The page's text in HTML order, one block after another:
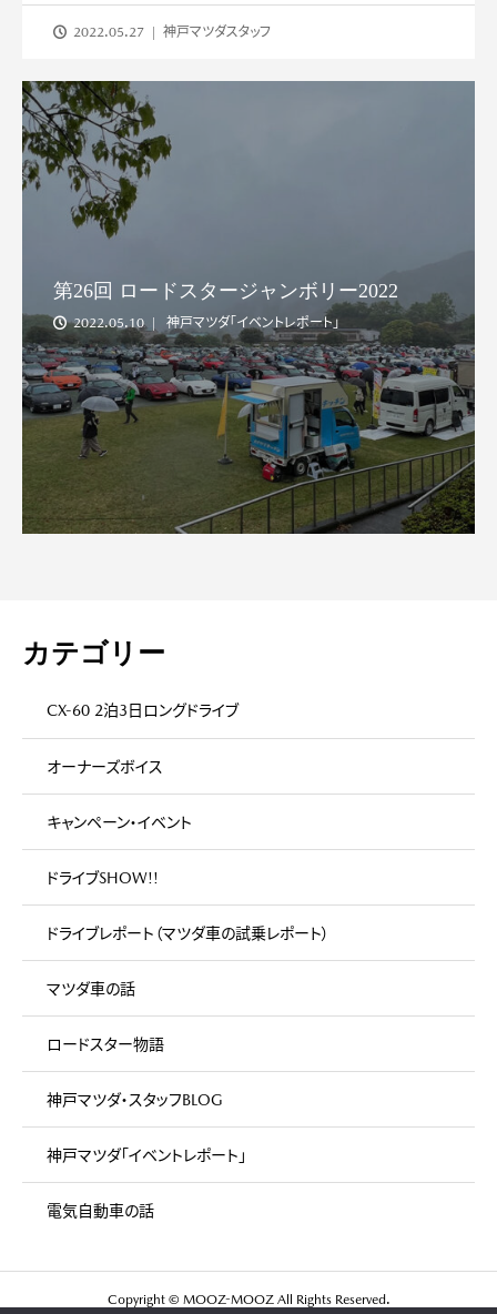
2022.05.27 神戸マツダスタッフ
第26回 ロードスタージャンボリー2022
2022.05.10 神戸マツダ「イベントレポート」
カテゴリー
CX-60 2泊3日ロングドライブ
オーナーズボイス
キャンペーン・イベント
ドライブSHOW!!
ドライブレポート（マツダ車の試乗レポート）
マツダ車の話
ロードスター物語
神戸マツダ・スタッフBLOG
神戸マツダ「イベントレポート」
電気自動車の話
Copyright © MOOZ-MOOZ All Rights Reserved.